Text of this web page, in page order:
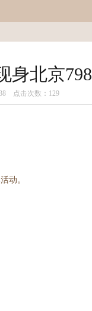
身北京798
点击次数：129
动。